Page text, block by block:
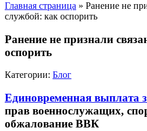
Главная страница » Ранение не
службой: как оспорить
Ранение не признали
оспорить
Категории: Блог
Единовременная выплата
прав военнослужащих,
обжалование ВВК